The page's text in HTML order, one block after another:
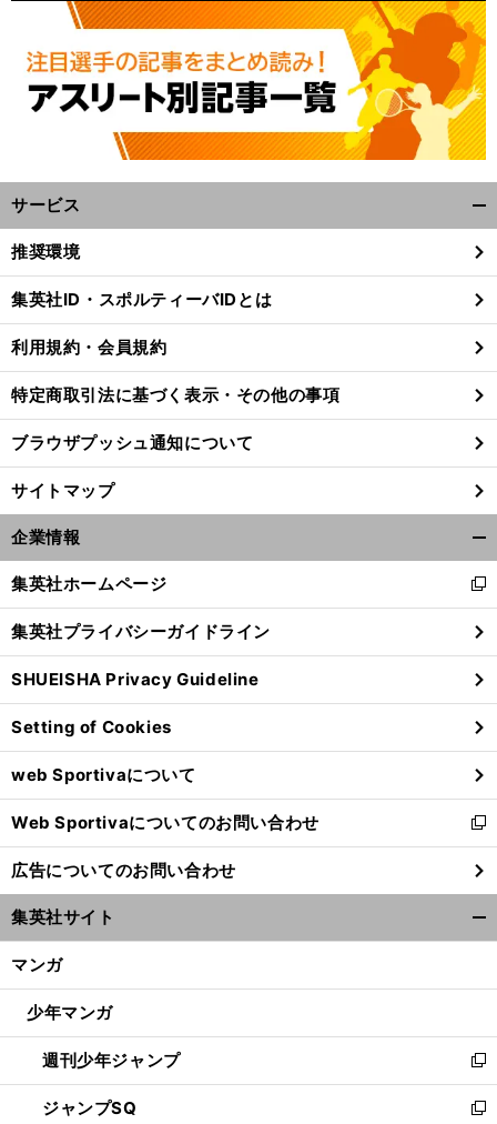
前
サービス
閉
る
推奨環境
集英社ID・スポルティーバIDとは
利用規約・会員規約
特定商取引法に基づく表示・その他の事項
ブラウザプッシュ通知について
サイトマップ
企業情報
閉
る
集英社ホームページ
新
し
い
ウ
ィ
ン
ド
ウ
で
開
く
集英社プライバシーガイドライン
SHUEISHA Privacy Guideline
Setting of Cookies
web Sportivaについて
Web Sportivaについてのお問い合わせ
新
し
い
ウ
ィ
ン
ウ
開
く
広告についてのお問い合わせ
集英社サイト
マンガ
少年マンガ
週刊少年ジャンプ
新
し
い
ジャンプSQ
新